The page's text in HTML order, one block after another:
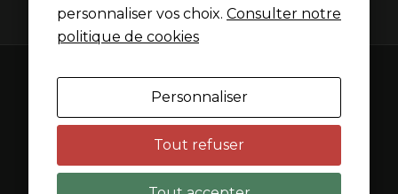
Mentions légales
Politique de cookies
Gérer les cookies
personnaliser vos choix. Consulter notre
politique de cookies
Personnaliser
Tout refuser